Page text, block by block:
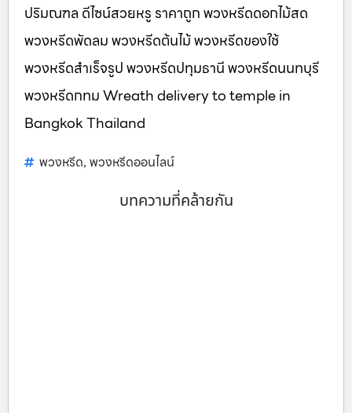
ปริมณฑล ดีไซน์สวยหรู ราคาถูก พวงหรีดดอกไม้สด
พวงหรีดพัดลม พวงหรีดต้นไม้ พวงหรีดของใช้
พวงหรีดสำเร็จรูป พวงหรีดปทุมธานี พวงหรีดนนทบุรี
พวงหรีดกทม Wreath delivery to temple in
Bangkok Thailand
พวงหรีด, พวงหรีดออนไลน์
บทความที่คล้ายกัน